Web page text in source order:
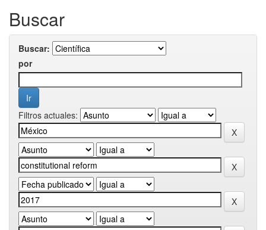
Buscar
Buscar:
por
Filtros actuales: